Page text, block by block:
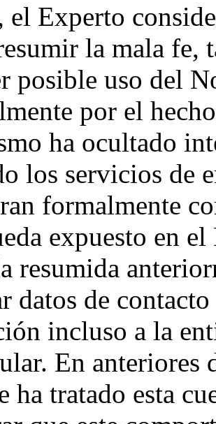
el Experto
la mala fe,
posible uso del
por el
ha ocultado
los servicios de
formalmente
expuesto en
resumida
datos de
incluso a la
En anteriores
ha tratado esta